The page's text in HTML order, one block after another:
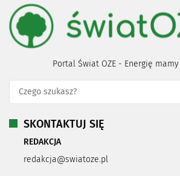
Portal Świat OZE - Energię
SKONTAKTUJ SIĘ
REDAKCJA
redakcja@swiatoze.pl